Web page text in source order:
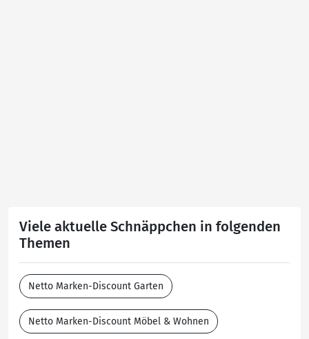
Viele aktuelle Schnäppchen in folgenden
Themen
Netto Marken-Discount Garten
Netto Marken-Discount Möbel & Wohnen